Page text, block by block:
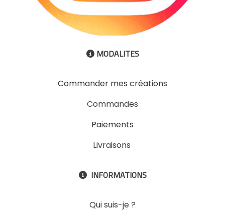
 MODALITES
Commander mes créations
Commandes
Paiements
Livraisons
 INFORMATIONS
Qui suis-je ?